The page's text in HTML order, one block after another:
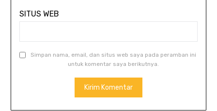
SITUS WEB
Simpan nama, email, dan situs web saya pada peramban ini
untuk komentar saya berikutnya.